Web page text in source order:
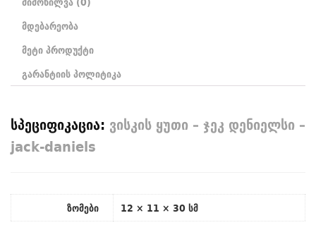
მდებარეობა
მეტი პროდუქტი
გარანტიის პოლიტიკა
სპეციფიკაცია: ვისკის ყუთი – ჯეკ დენიელსი –
jack-daniels
ზომები 12 × 11 × 30 სმ